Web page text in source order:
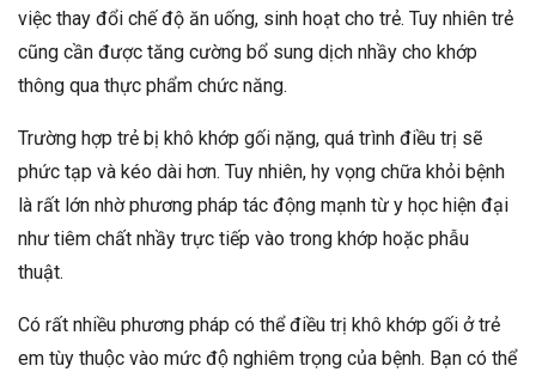
việc thay đổi chế độ ăn uống, sinh hoạt cho trẻ. Tuy nhiên trẻ
cũng cần được tăng cường bổ sung dịch nhầy cho khớp
thông qua thực phẩm chức năng.
Trường hợp trẻ bị khô khớp gối nặng, quá trình điều trị sẽ
phức tạp và kéo dài hơn. Tuy nhiên, hy vọng chữa khỏi bệnh
là rất lớn nhờ phương pháp tác động mạnh từ y học hiện đại
như tiêm chất nhầy trực tiếp vào trong khớp hoặc phẫu
thuật.
Có rất nhiều phương pháp có thể điều trị khô khớp gối ở trẻ
em tùy thuộc vào mức độ nghiêm trọng của bệnh. Bạn có thể